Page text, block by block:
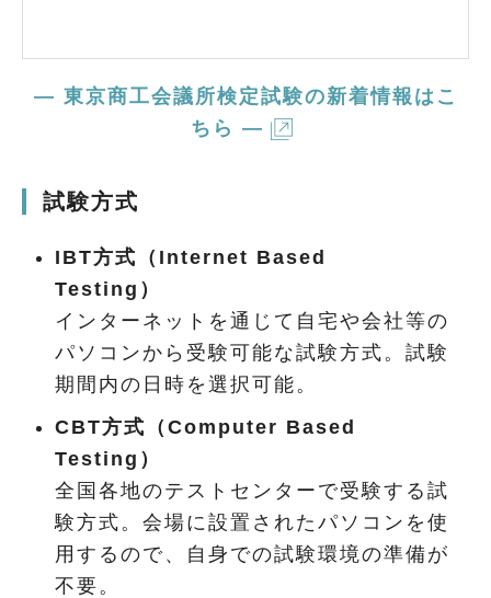
— 東京商工会議所検定試験の新着情報はこ
ちら —
試験方式
IBT方式（Internet Based
インターネットを通じて自宅や会社等の
パソコンから受験可能な試験方式。試験
期間内の日時を選択可能。
CBT方式（Computer Based
全国各地のテストセンターで受験する試
験方式。会場に設置されたパソコンを使
用するので、自身での試験環境の準備が
不要。